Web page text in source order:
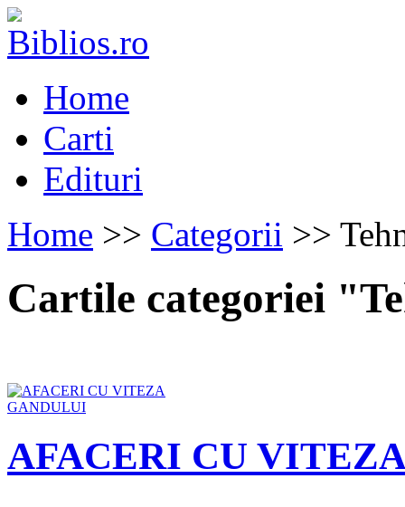
Home
Carti
Edituri
Home >> Categorii >>
Cartile categoriei
AFACERI CU